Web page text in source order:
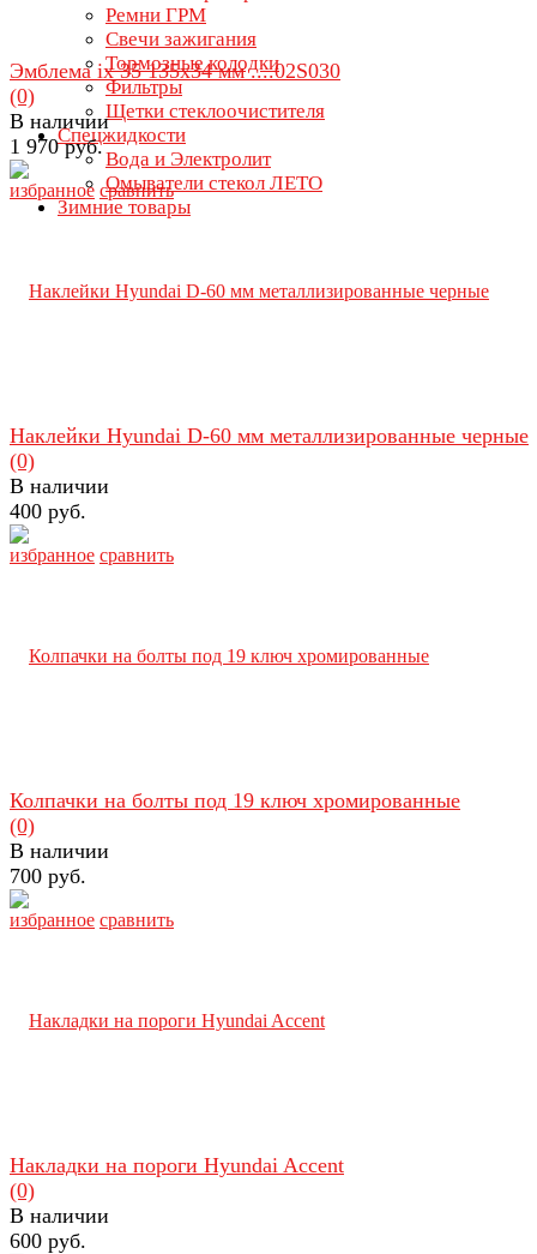
Ремни ГРМ
Свечи зажигания
Тормозные колодки
Фильтры
Щетки стеклоочистителя
Спецжидкости
Вода и Электролит
Омыватели стекол ЛЕТО
Зимние товары
избранное сравнить
Эмблема ix 35 135х34 мм ....02S030
(0)
В наличии
1 970 руб.
избранное сравнить
Наклейки Hyundai D-60 мм металлизированные черные
(0)
В наличии
400 руб.
избранное сравнить
Колпачки на болты под 19 ключ хромированные
(0)
В наличии
700 руб.
Накладки на пороги Hyundai Accent
(0)
В наличии
600 руб.